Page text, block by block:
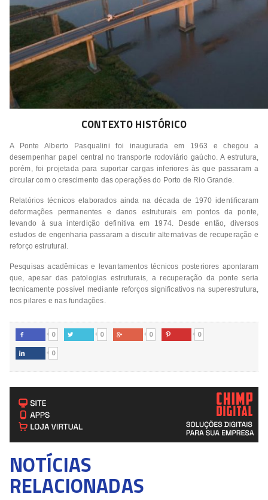
CONTEXTO HISTÓRICO
A Ponte Alberto Pasqualini foi inaugurada em 1963 e chegou a
desempenhar papel central no transporte rodoviário gaúcho. A estrutura,
porém, foi projetada para suportar cargas inferiores às que passaram a
circular com o crescimento das operações do Porto de Rio Grande.
Relatórios técnicos elaborados ainda na década de 1970 identificaram
deformações permanentes e danos estruturais em pontos da ponte,
levando à sua interdição definitiva em 1974. Desde então, diversos
estudos de engenharia passaram a discutir alternativas de recuperação e
reforço estrutural.
Pesquisas acadêmicas e levantamentos técnicos posteriores apontaram
que, apesar das patologias estruturais, a recuperação da ponte seria
tecnicamente possível mediante reforços significativos na superestrutura,
nos pilares e nas fundações.
 0  0  0  0
 0
NOTÍCIAS
RELACIONADAS